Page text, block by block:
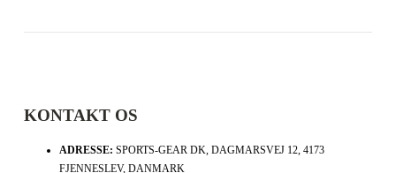
KONTAKT OS
ADRESSE: SPORTS-GEAR DK, DAGMARSVEJ 12, 4173
FJENNESLEV, DANMARK